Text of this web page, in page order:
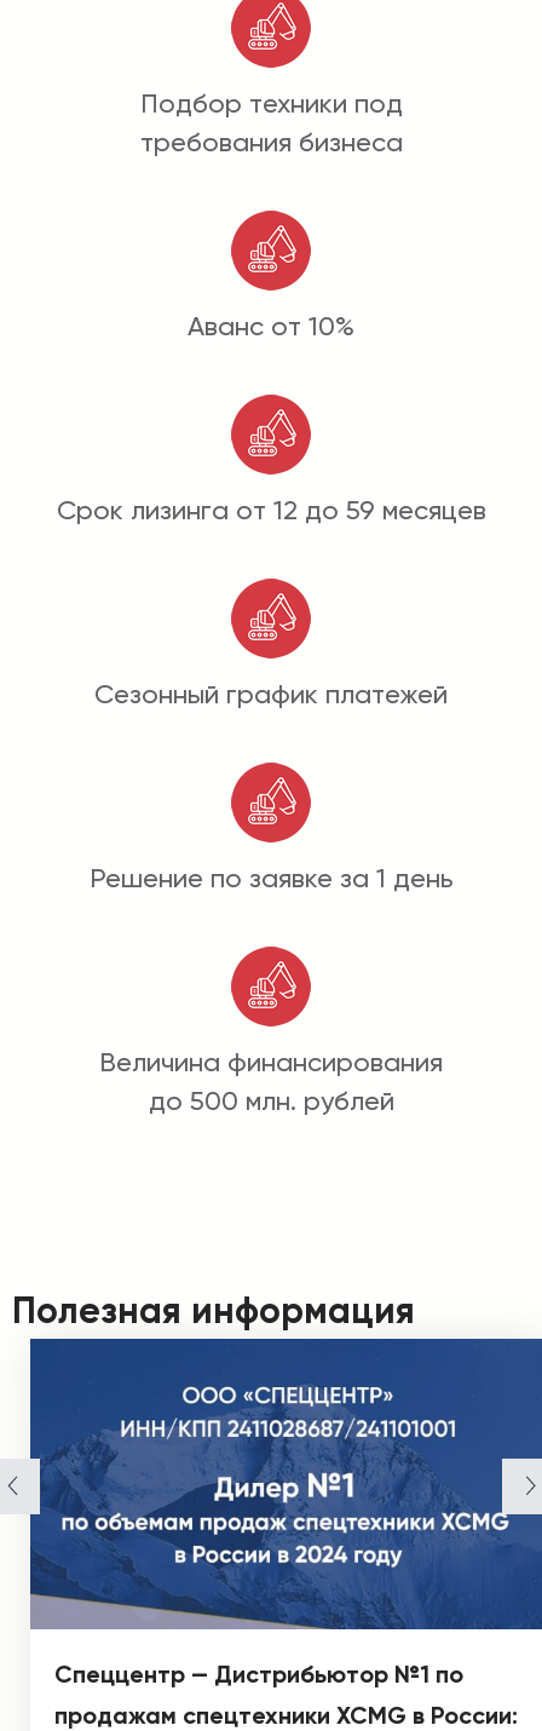
Подбор техники под
требования бизнеса
Аванс от 10%
Срок лизинга от 12 до 59 месяцев
Сезонный график платежей
Решение по заявке за 1 день
Величина финансирования
до 500 млн. рублей
Полезная информация
Спеццентр — Дистрибьютор №1 по
продажам спецтехники XCMG в России: